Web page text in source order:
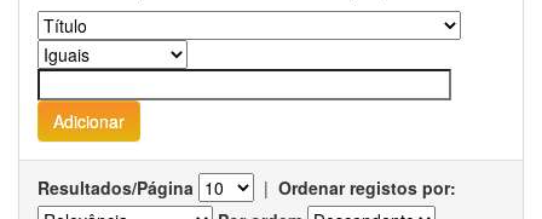
Resultados/Página | Ordenar registos por: